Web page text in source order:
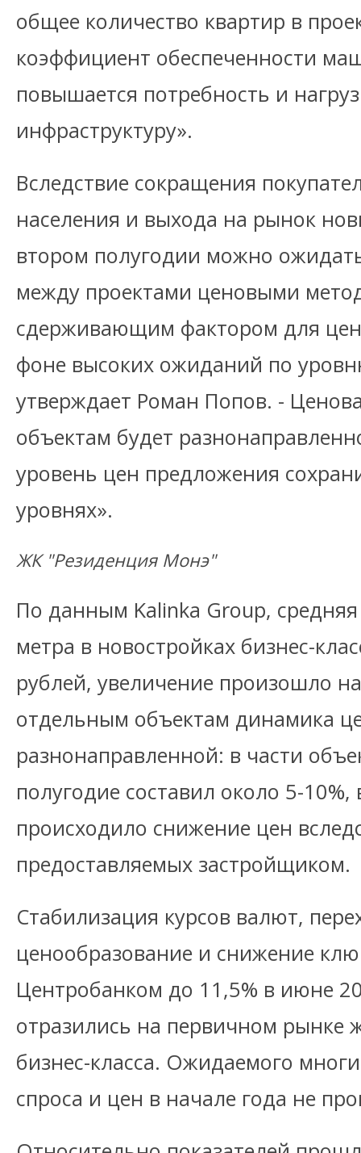
общее количество квартир в
коэффициент обеспеченности
повышается потребность и
инфраструктуру».
Вследствие сокращения
населения и выхода на рынок
втором полугодии можно
между проектами ценовыми
сдерживающим фактором для
фоне высоких ожиданий по
утверждает Роман Попов. -
объектам будет
уровень цен предложения
уровнях».
ЖК "Резиденция Монэ"
По данным Kalinka Group,
метра в новостройках бизнес-
рублей, увеличение произошло
отдельным объектам динамика
разнонаправленной: в части
полугодие составил около 5-10%,
происходило снижение цен
предоставляемых застройщиком.
Стабилизация курсов валют,
ценообразование и снижение
Центробанком до 11,5% в июне
отразились на первичном рынке
бизнес-класса. Ожидаемого
спроса и цен в начале года не